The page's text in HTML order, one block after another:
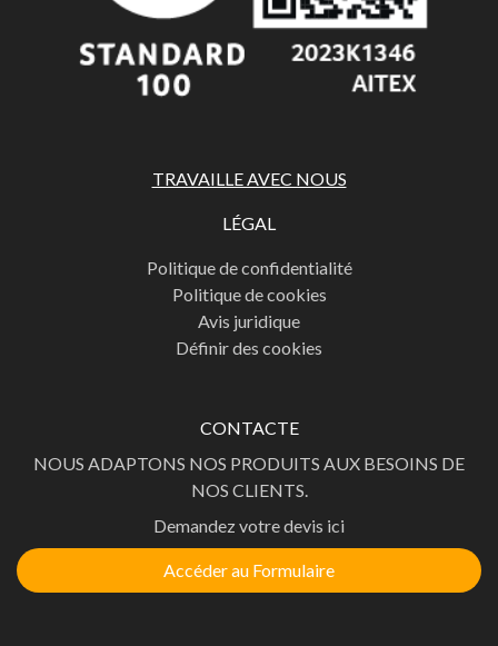
TRAVAILLE AVEC NOUS
LÉGAL
Politique de confidentialité
Politique de cookies
Avis juridique
Définir des cookies
CONTACTE
NOUS ADAPTONS NOS PRODUITS AUX BESOINS DE
NOS CLIENTS.
Demandez votre devis ici
Accéder au Formulaire